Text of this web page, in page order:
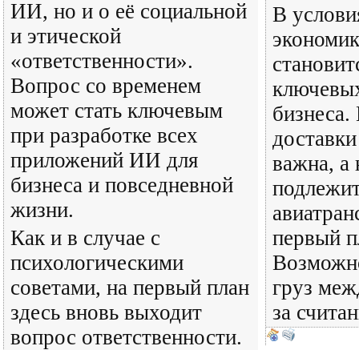
ИИ, но и о её социальной
и этической
«ответственности».
Вопрос со временем
может стать ключевым
при разработке всех
приложений ИИ для
бизнеса и повседневной
жизни.
Как и в случае с
психологическими
советами, на первый план
здесь вновь выходит
вопрос ответственности.
В
бизнеса.
важна, а
первый
груз
за